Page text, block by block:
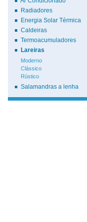
Radiadores
Energia Solar Térmica
Caldeiras
Termoacumuladores
Lareiras
Moderno
Clássico
Rústico
Salamandras a lenha